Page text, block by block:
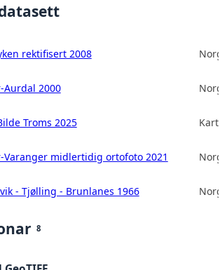
rektifisert 2008
Aurdal 2000
Troms 2025
Varanger midlertidig ortofoto 2021
- Tjølling - Brunlanes 1966
8